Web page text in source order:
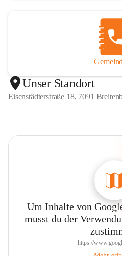
Unser Standort
Eisenstädterstraße 18, 7091
Um Inhalte von
musst du der
https://